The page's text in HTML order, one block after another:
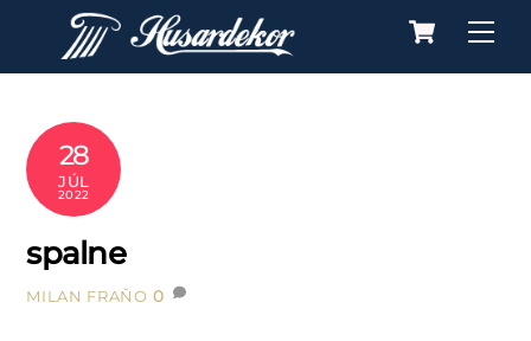
content
Cart
28
JÚL
2022
spalne
MILAN FRAŇO 0